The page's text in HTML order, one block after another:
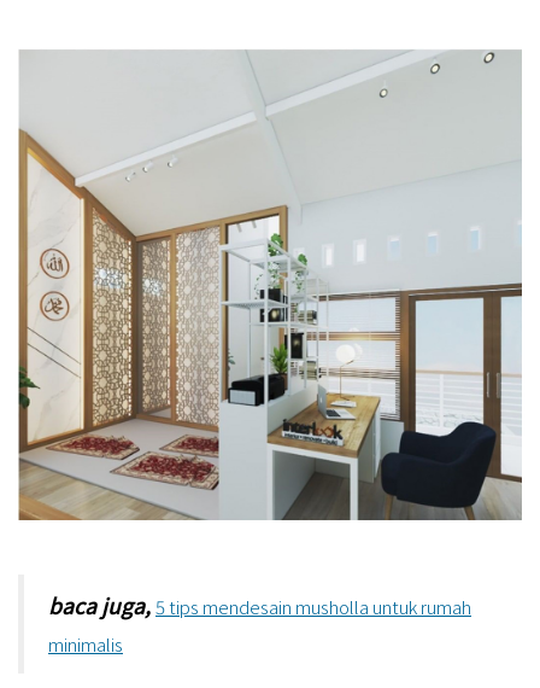
baca juga,5 tips mendesain musholla untuk rumah
minimalis